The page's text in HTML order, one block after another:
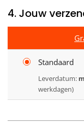
4. Jouw
Standaard
Leverdatum:
werkdagen)